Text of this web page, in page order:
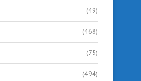
(49)
(468)
(75)
(494)